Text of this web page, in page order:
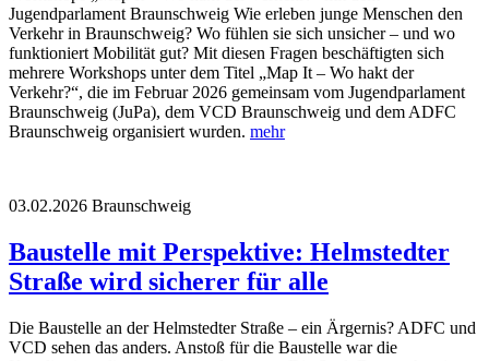
Jugendparlament Braunschweig Wie erleben junge Menschen den
Verkehr in Braunschweig? Wo fühlen sie sich unsicher – und wo
funktioniert Mobilität gut? Mit diesen Fragen beschäftigten sich
mehrere Workshops unter dem Titel „Map It – Wo hakt der
Verkehr?“, die im Februar 2026 gemeinsam vom Jugendparlament
Braunschweig (JuPa), dem VCD Braunschweig und dem ADFC
Braunschweig organisiert wurden. mehr
03.02.2026 Braunschweig
Baustelle mit Perspektive: Helmstedter
Straße wird sicherer für alle
Die Baustelle an der Helmstedter Straße – ein Ärgernis? ADFC und
VCD sehen das anders. Anstoß für die Baustelle war die